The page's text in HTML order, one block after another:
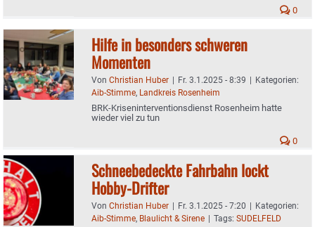
0
Hilfe in besonders schweren
Momenten
Von Christian Huber | Fr. 3.1.2025 - 8:39 | Kategorien:
Aib-Stimme, Landkreis Rosenheim
BRK-Kriseninterventionsdienst Rosenheim hatte
wieder viel zu tun
0
Schneebedeckte Fahrbahn lockt
Hobby-Drifter
Von Christian Huber | Fr. 3.1.2025 - 7:20 | Kategorien:
Aib-Stimme, Blaulicht & Sirene | Tags: SUDELFELD